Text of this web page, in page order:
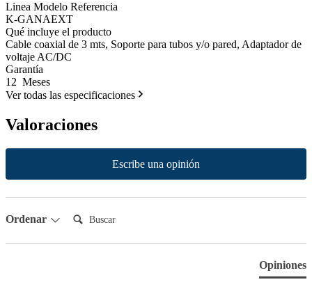
Linea Modelo Referencia
K-GANAEXT
Qué incluye el producto
Cable coaxial de 3 mts, Soporte para tubos y/o pared, Adaptador de
voltaje AC/DC
Garantía
12 Meses
Ver todas las especificaciones
Valoraciones
Escribe una opinión
Ordenar
Opiniones
New content loaded